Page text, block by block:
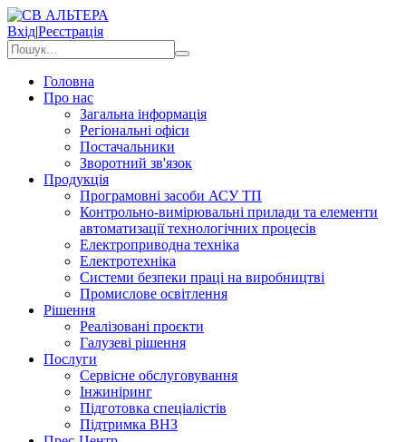
Вхід|Реєстрація
Головна
Про нас
Загальна інформація
Регіональні офіси
Постачальники
Зворотний зв'язок
Продукція
Програмовні засоби АСУ ТП
Контрольно-вимірювальні прилади та елементи
автоматизації технологічних процесів
Електроприводна техніка
Електротехніка
Системи безпеки праці на виробництві
Промислове освітлення
Рішення
Реалізовані проєкти
Галузеві рішення
Послуги
Сервісне обслуговування
Інжиніринг
Підготовка спеціалістів
Підтримка ВНЗ